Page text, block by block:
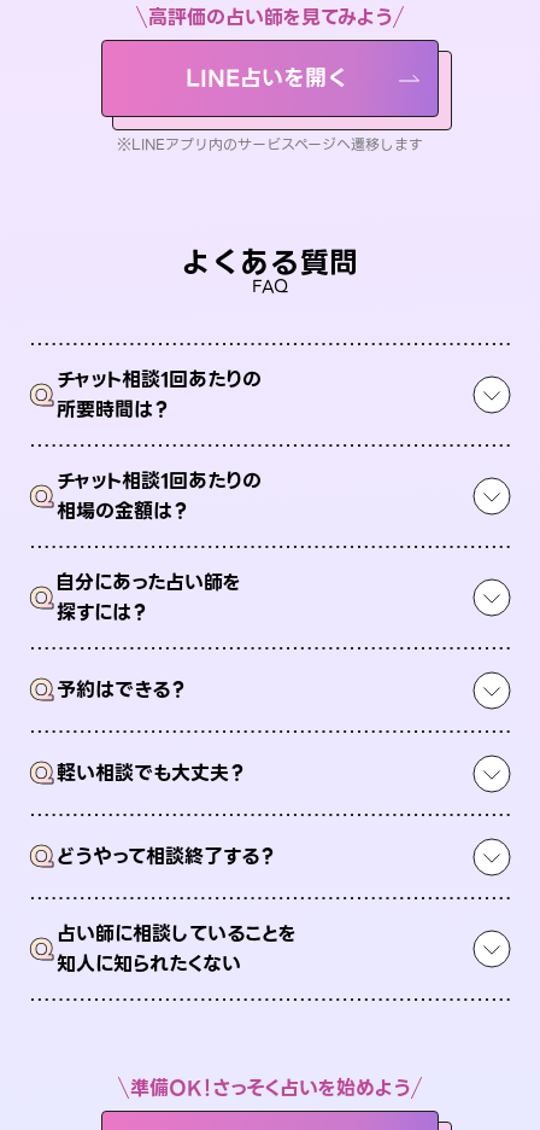
高評価の占い師を見てみよう
LINE占いを開く
※LINEアプリ内のサービスページへ遷移します
よくある質問
FAQ
Qチャット相談1回あたりの
所要時間は？
Qチャット相談1回あたりの
相場の金額は？
Q自分にあった占い師を
探すには？
Q予約はできる？
Q軽い相談でも大丈夫？
Qどうやって相談終了する？
Q占い師に相談していることを
知人に知られたくない
準備OK！さっそく占いを始めよう